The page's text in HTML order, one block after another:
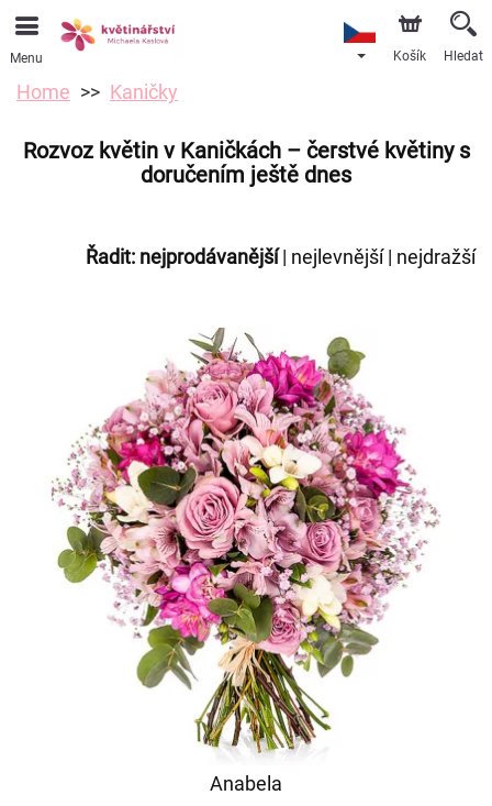
Menu Košík Hledat
Home Kaničky
Rozvoz květin v Kaničkách – čerstvé květiny s
doručením ještě dnes
Řadit: nejprodávanější| nejlevnější| nejdražší
Anabela